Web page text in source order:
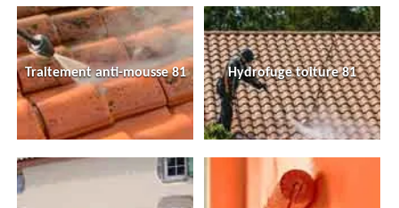
Traitement anti-mousse 81 Hydrofuge toiture 81